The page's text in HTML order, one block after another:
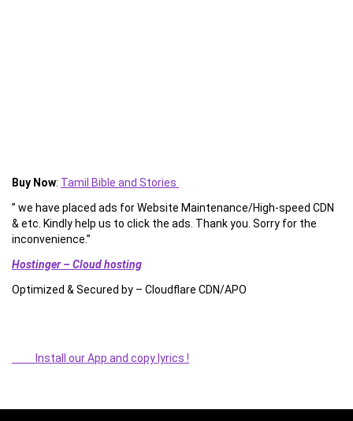
Buy Now: Tamil Bible and Stories
” we have placed ads for Website Maintenance/High-speed CDN
& etc. Kindly help us to click the ads. Thank you. Sorry for the
inconvenience.”
Hostinger – Cloud hosting
Optimized & Secured by – Cloudflare CDN/APO
Install our App and copy lyrics !